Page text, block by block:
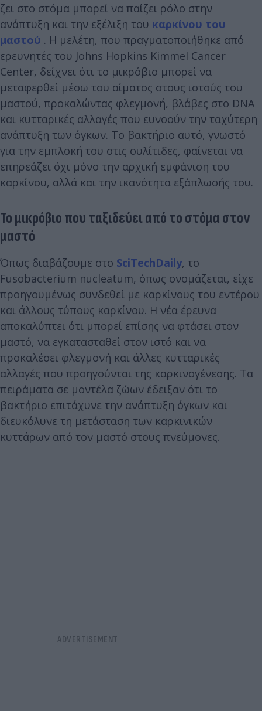
ζει στο στόμα μπορεί να παίζει ρόλο στην
ανάπτυξη και την εξέλιξη του καρκίνου του
μαστού . Η μελέτη, που πραγματοποιήθηκε από
ερευνητές του Johns Hopkins Kimmel Cancer
Center, δείχνει ότι το μικρόβιο μπορεί να
μεταφερθεί μέσω του αίματος στους ιστούς του
μαστού, προκαλώντας φλεγμονή, βλάβες στο DNA
και κυτταρικές αλλαγές που ευνοούν την ταχύτερη
ανάπτυξη των όγκων. Το βακτήριο αυτό, γνωστό
για την εμπλοκή του στις ουλίτιδες, φαίνεται να
επηρεάζει όχι μόνο την αρχική εμφάνιση του
καρκίνου, αλλά και την ικανότητα εξάπλωσής του.
Το μικρόβιο που ταξιδεύει από το στόμα στον
μαστό
Όπως διαβάζουμε στο SciTechDaily, το
Fusobacterium nucleatum, όπως ονομάζεται, είχε
προηγουμένως συνδεθεί με καρκίνους του εντέρου
και άλλους τύπους καρκίνου. Η νέα έρευνα
αποκαλύπτει ότι μπορεί επίσης να φτάσει στον
μαστό, να εγκατασταθεί στον ιστό και να
προκαλέσει φλεγμονή και άλλες κυτταρικές
αλλαγές που προηγούνται της καρκινογένεσης. Τα
πειράματα σε μοντέλα ζώων έδειξαν ότι το
βακτήριο επιτάχυνε την ανάπτυξη όγκων και
διευκόλυνε τη μετάσταση των καρκινικών
κυττάρων από τον μαστό στους πνεύμονες.